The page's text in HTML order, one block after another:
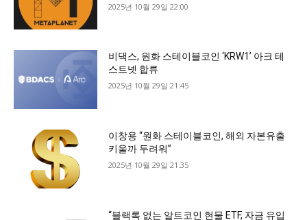
2025년 10월 29일 22:00
비댁스, 원화 스테이블코인 ‘KRW1’ 아크 테
스트넷 합류
2025년 10월 29일 21:45
이창용 “원화 스테이블코인, 해외 자본유출
키울까 두려워”
2025년 10월 29일 21:35
“블랙록 없는 알트코인 현물 ETF, 자금 유입